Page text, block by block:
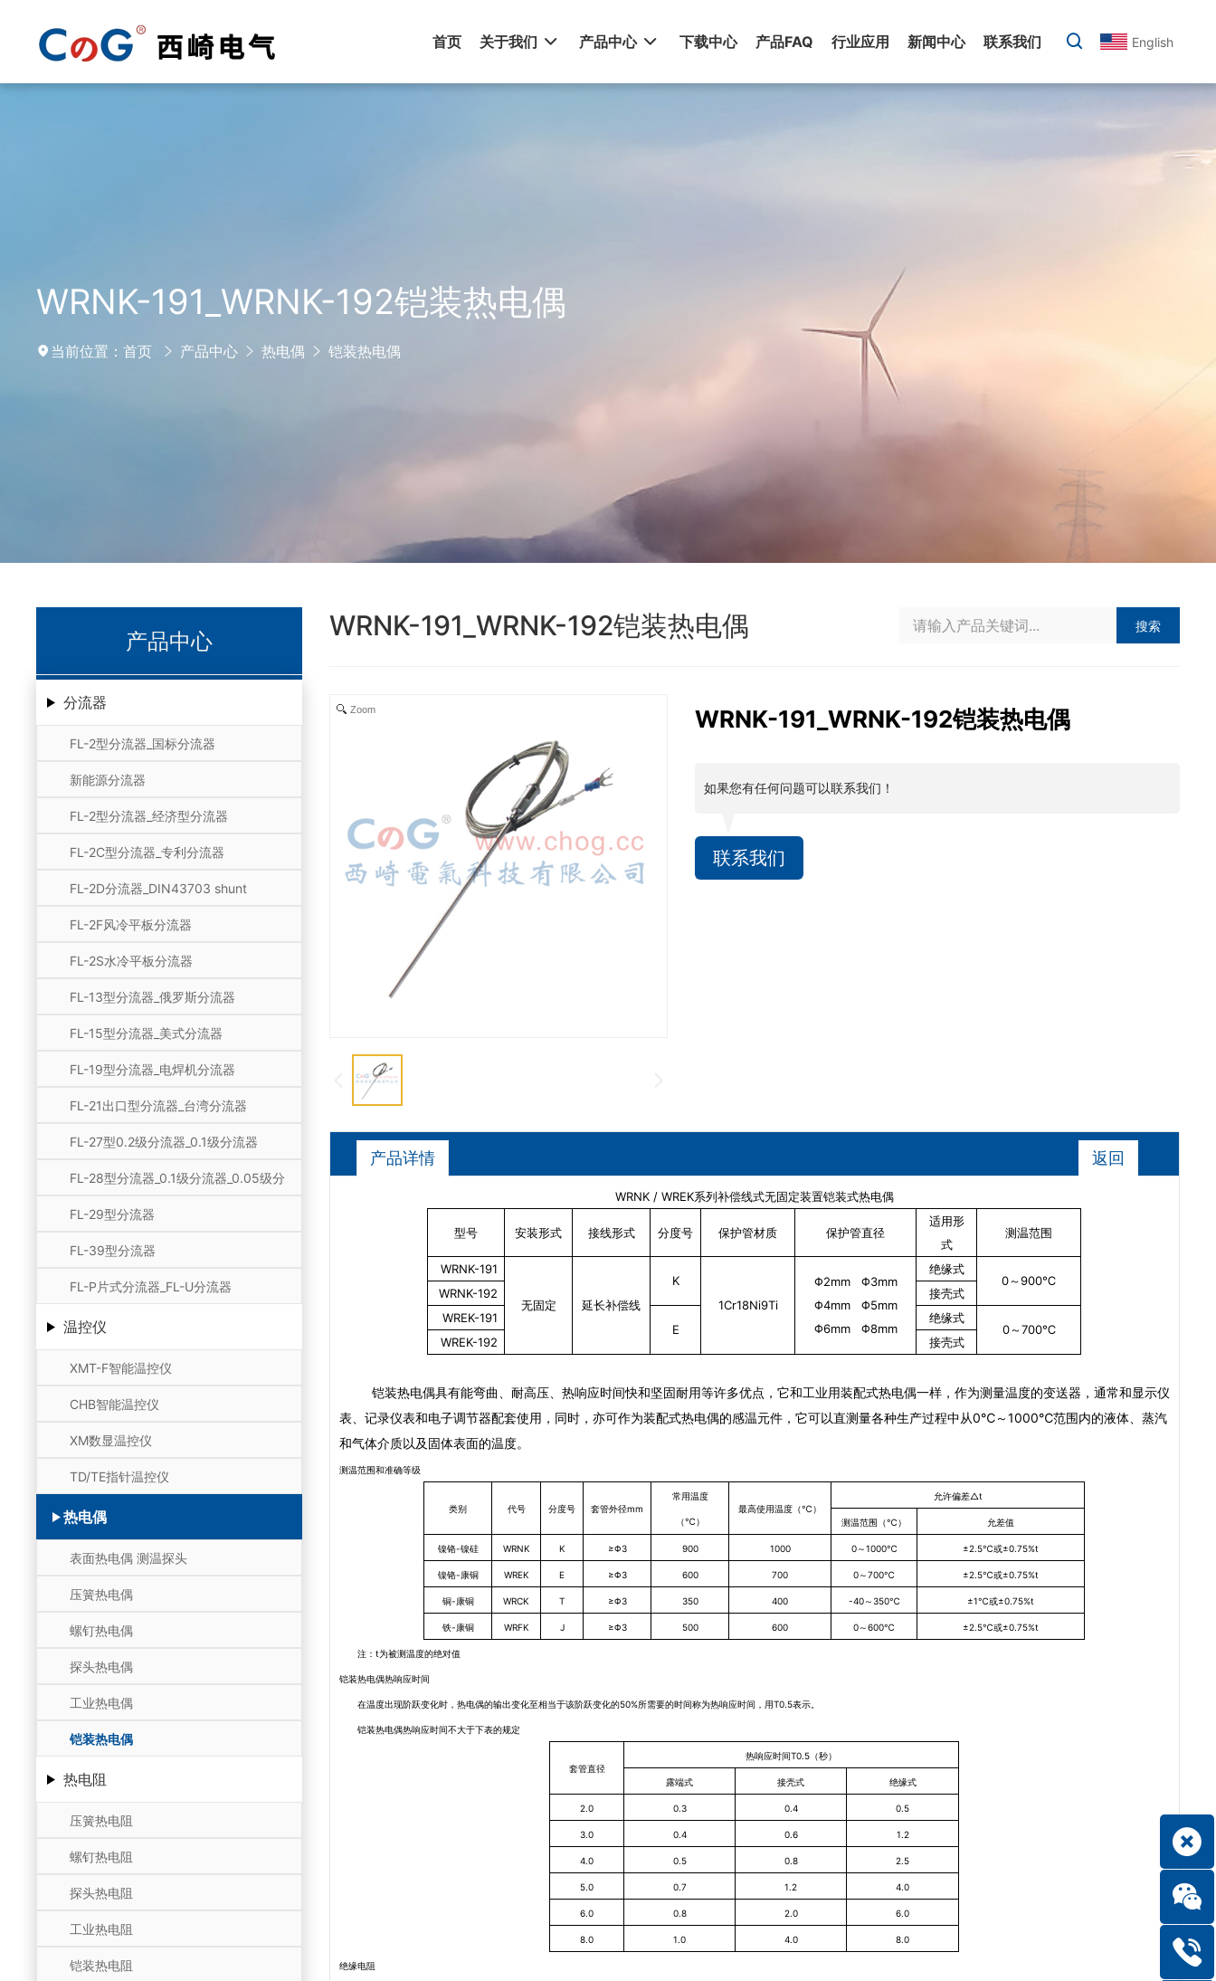
首页 关于我们 产品中心 下载中心 产品FAQ 行业应用 新闻中心 联系我们 English
WRNK-191_WRNK-192铠装热电偶
当前位置：首页 产品中心 热电偶 铠装热电偶
产品中心
分流器
FL-2型分流器_国标分流器
新能源分流器
FL-2型分流器_经济型分流器
FL-2C型分流器_专利分流器
FL-2D分流器_DIN43703 shunt
FL-2F风冷平板分流器
FL-2S水冷平板分流器
FL-13型分流器_俄罗斯分流器
FL-15型分流器_美式分流器
FL-19型分流器_电焊机分流器
FL-21出口型分流器_台湾分流器
FL-27型0.2级分流器_0.1级分流器
FL-28型分流器_0.1级分流器_0.05级分
流器
FL-29型分流器
FL-39型分流器
FL-P片式分流器_FL-U分流器
温控仪
XMT-F智能温控仪
CHB智能温控仪
XM数显温控仪
TD/TE指针温控仪
热电偶
表面热电偶 测温探头
压簧热电偶
螺钉热电偶
探头热电偶
工业热电偶
铠装热电偶
热电阻
压簧热电阻
螺钉热电阻
探头热电阻
工业热电阻
铠装热电阻
WRNK-191_WRNK-192铠装热电偶 搜索
Zoom WRNK-191_WRNK-192铠装热电偶
如果您有任何问题可以联系我们！
联系我们
产品详情 返回
WRNK / WREK系列补偿线式无固定装置铠装式热电偶
型号 安装形式 接线形式 分度号 保护管材质 保护管直径
适用形
式
测温范围
WRNK-191
无固定 延长补偿线
K
1Cr18Ni9Ti
Φ2mm Φ3mm
Φ4mm Φ5mm
Φ6mm Φ8mm
绝缘式
0～900℃
WRNK-192
接壳式
WREK-191
E
绝缘式
0～700℃
WREK-192
接壳式
铠装热电偶具有能弯曲、耐高压、热响应时间快和坚固耐用等许多优点，它和工业用装配式热电偶一样，作为测量温度的变送器，通常和显示仪
表、记录仪表和电子调节器配套使用，同时，亦可作为装配式热电偶的感温元件，它可以直测量各种生产过程中从0℃～1000℃范围内的液体、蒸汽
和气体介质以及固体表面的温度。
测温范围和准确等级
类别 代号 分度号 套管外径mm
常用温度
（℃）
最高使用温度（℃）
允许偏差△t
测温范围（℃） 允差值
镍铬-镍硅 WRNK K ≥Φ3 900 1000 0～1000℃ ±2.5℃或±0.75%t
镍铬-康铜 WREK E ≥Φ3 600 700 0～700℃ ±2.5℃或±0.75%t
铜-康铜 WRCK T ≥Φ3 350 400 -40～350℃ ±1℃或±0.75%t
铁-康铜 WRFK J ≥Φ3 500 600 0～600℃ ±2.5℃或±0.75%t
注：t为被测温度的绝对值
铠装热电偶热响应时间
在温度出现阶跃变化时，热电偶的输出变化至相当于该阶跃变化的50%所需要的时间称为热响应时间，用T0.5表示。
铠装热电偶热响应时间不大于下表的规定
套管直径
热响应时间T0.5（秒）
露端式 接壳式 绝缘式
2.0 0.3 0.4 0.5
3.0 0.4 0.6 1.2
4.0 0.5 0.8 2.5
5.0 0.7 1.2 4.0
6.0 0.8 2.0 6.0
8.0 1.0 4.0 8.0
绝缘电阻